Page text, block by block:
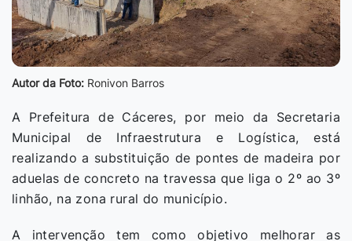
Autor da Foto: Ronivon Barros
A Prefeitura de Cáceres, por meio da Secretaria
Municipal de Infraestrutura e Logística, está
realizando a substituição de pontes de madeira por
aduelas de concreto na travessa que liga o 2º ao 3º
linhão, na zona rural do município.
A intervenção tem como objetivo melhorar as